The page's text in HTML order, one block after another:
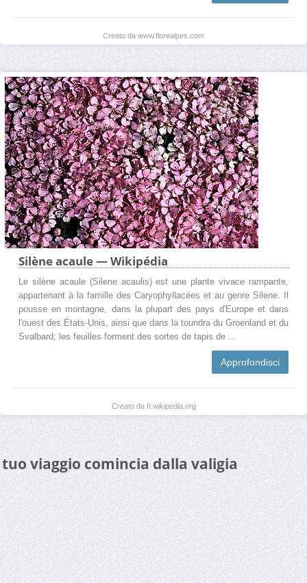
Creato da www.florealpes.com
Silène acaule — Wikipédia
Le silène acaule (Silene acaulis) est une plante vivace rampante,
appartenant à la famille des Caryophyllacées et au genre Silene. Il
pousse en montagne, dans la plupart des pays d'Europe et dans
l'ouest des États-Unis, ainsi que dans la toundra du Groenland et du
Svalbard; les feuilles forment des sortes de tapis de ...
Approfondisci
Creato da fr.wikipedia.org
viaggio comincia dalla valigia